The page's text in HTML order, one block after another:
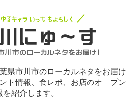
県市川市のローカルネタをお届け
ト情報、食レポ、お店のオープン
を紹介します。